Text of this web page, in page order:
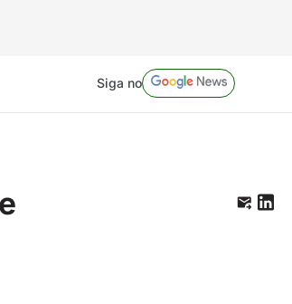
Siga no